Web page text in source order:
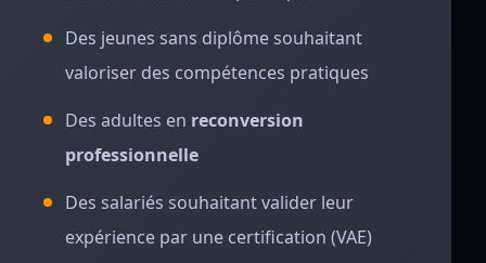
Des jeunes sans diplôme souhaitant
valoriser des compétences pratiques
Des adultes en reconversion
professionnelle
Des salariés souhaitant valider leur
expérience par une certification (VAE)